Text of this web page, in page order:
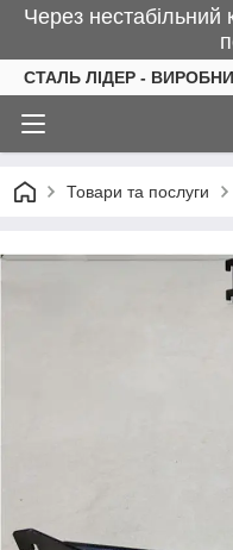
Через нестабільний
СТАЛЬ ЛІДЕР -
Товари та послуги